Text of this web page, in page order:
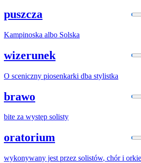
puszcza
Kampinoska albo Solska
wizerunek
O sceniczny piosenkarki dba stylistka
brawo
bite za występ solisty
oratorium
wykonywany jest przez solistów, chór i